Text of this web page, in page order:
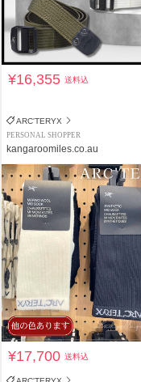
¥16,355送料込
ARC'TERYX
PERSONAL SHOPPER
kangaroomiles.co.au
¥17,700送料込